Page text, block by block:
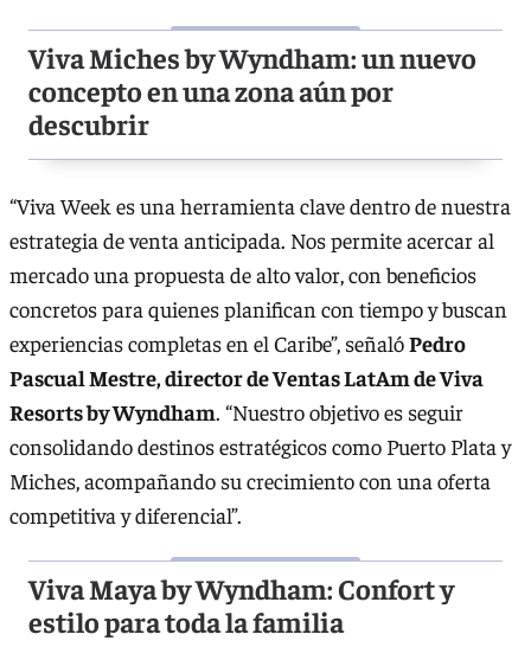
Viva Miches by Wyndham: un nuevo
concepto en una zona aún por
descubrir
“Viva Week es una herramienta clave dentro de nuestra
estrategia de venta anticipada. Nos permite acercar al
mercado una propuesta de alto valor, con beneficios
concretos para quienes planifican con tiempo y buscan
experiencias completas en el Caribe”, señalóPedro
Pascual Mestre, director de Ventas LatAm de Viva
Resorts by Wyndham. “Nuestro objetivo es seguir
consolidando destinos estratégicos como Puerto Plata y
Miches, acompañando su crecimiento con una oferta
competitiva y diferencial”.
Viva Maya by Wyndham: Confort y
estilo para toda la familia